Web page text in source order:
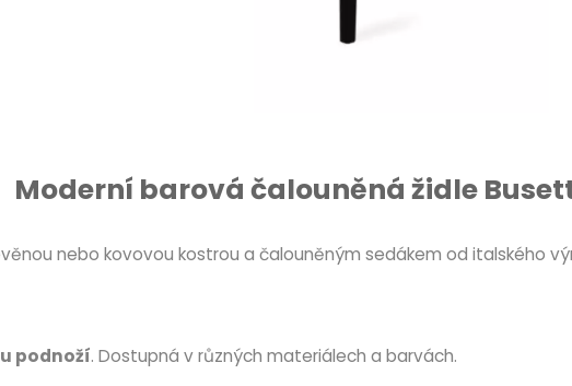
Moderní barová čalouněná židle
nebo kovovou kostrou a čalouněným sedákem od italského
podnoží. Dostupná v různých materiálech a barvách.